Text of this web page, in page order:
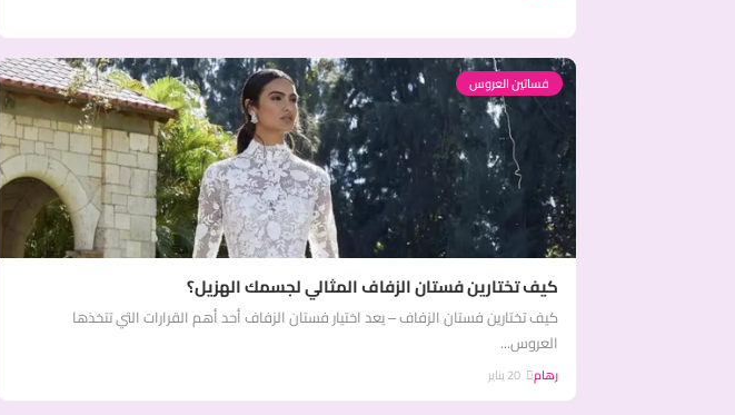
فساتين العروس
كيف تختارين فستان الزفاف المثالي لجسمك الهزيل؟
كيف تختارين فستان الزفاف – يعد اختيار فستان الزفاف أحد أهم القرارات التي تتخذها
العروس...
رهام